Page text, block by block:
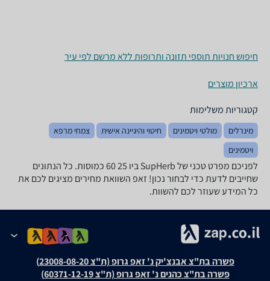
חיפוש חנויות תוספי תזונה ותרופות ללא מרשם לפי עיר
ארכיון מוצרים
קטגוריות משלימות
מינרלים מולטי ויטמינים חיטוי והיגיינה אישית
צמחי מרפא
ויטמינים
לפניכם מפרט טכני של SupHerb ביו 25 60 כמוסות. כל הנתונים
שחייבים לדעת כדי לבחור נכון! זאפ השוואת מחירים מציגים לכם את
כל המידע שעוזר לכם להשוות.
פשרה בת"צ אבנצ'יק נ' זאפ גרופ (ת"צ 23008-08-20)
פשרה בת"צ כהנים נ' זאפ גרופ (ת"צ 60371-12-19)